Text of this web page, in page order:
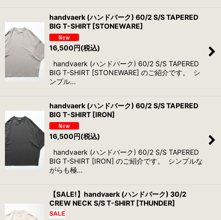
handvaerk (ハンドバーク) 60/2 S/S TAPERED
BIG T-SHIRT [STONEWARE]
16,500円(税込)
handvaerk (ハンドバーク) 60/2 S/S TAPERED
BIG T-SHIRT [STONEWARE] のご紹介です。 シ
ンプル…
handvaerk (ハンドバーク) 60/2 S/S TAPERED
BIG T-SHIRT [IRON]
16,500円(税込)
handvaerk (ハンドバーク) 60/2 S/S TAPERED
BIG T-SHIRT [IRON] のご紹介です。 シンプルな
がらも極…
【SALE!】handvaerk (ハンドバーク) 30/2
CREW NECK S/S T-SHIRT [THUNDER]